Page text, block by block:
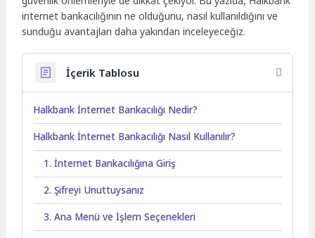
internet bankacılığının ne olduğunu, nasıl kullanıldığını ve
sunduğu avantajları daha yakından inceleyeceğiz.
İçerik Tablosu
Halkbank İnternet Bankacılığı Nedir?
Halkbank İnternet Bankacılığı Nasıl Kullanılır?
1. İnternet Bankacılığına Giriş
2. Şifreyi Unuttuysanız
3. Ana Menü ve İşlem Seçenekleri